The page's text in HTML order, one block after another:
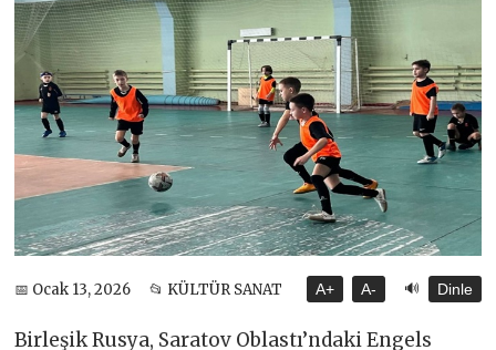
📅 Ocak 13, 2026 📂 KÜLTÜR SANAT A+ A- 🔊 Dinle
Birleşik Rusya, Saratov Oblastı’ndaki Engels